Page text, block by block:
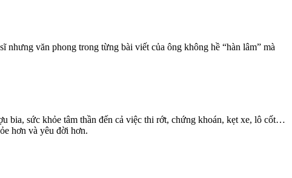
văn phong trong từng bài viết của ông không hề “hàn lâm” mà
bia, sức khỏe tâm thần đến cả việc thi rớt, chứng khoán, kẹt xe, lô cốt…
hơn và yêu đời hơn.